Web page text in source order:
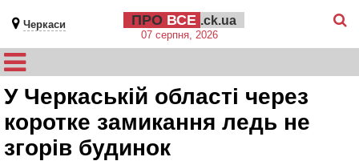
Черкаси ПРО ВСЕ .ck.ua
07 серпня, 2026
У Черкаській області через
коротке замикання ледь не
згорів будинок